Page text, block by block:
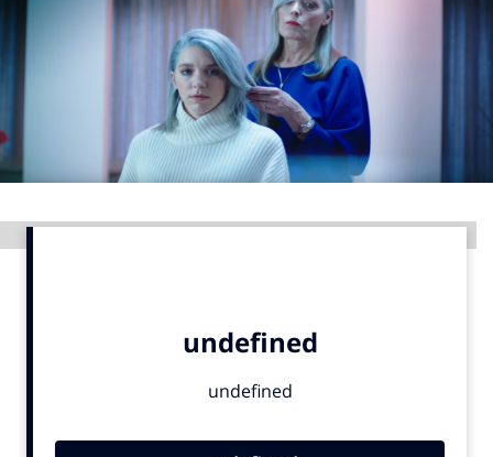
Menu
9 sept: GenAI-training
12 nov: MarketingLive!
Adverteren
Events
Opleidingen
Artificial Intelligence